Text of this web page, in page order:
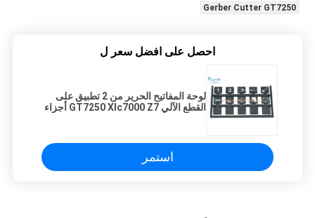
Gerber Cutter GT7250
احصل على افضل سعر ل
لوحة المفاتيح الحرير من 2 تطبيق على
القطع الآلي GT7250 Xlc7000 Z7 أجزاء
استمر